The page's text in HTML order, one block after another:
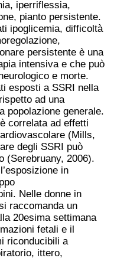
iperriflessia,
pianto persistente.
ipoglicemia, difficoltà
persistente è una
intensiva e che può
e morte.
esposti a SSRI nella
ad una
popolazione generale.
correlata ad effetti
(Mills,
degli SSRI può
(Serebruany, 2006).
in
Nelle donne in
raccomanda un
20esima settimana
fetali e il
riconducibili a
ittero,